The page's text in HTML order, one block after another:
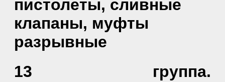
пистолеты, сливные
клапаны, муфты
разрывные
13 группа.